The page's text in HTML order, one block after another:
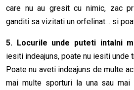
care nu au gresit cu nimic, zac
ganditi sa vizitati un orfelinat… si
5. Locurile unde puteti intalni
iesiti indeajuns, poate nu iesiti unde
Poate nu aveti indeajuns de multe
mai multe sporturi la una sau mai